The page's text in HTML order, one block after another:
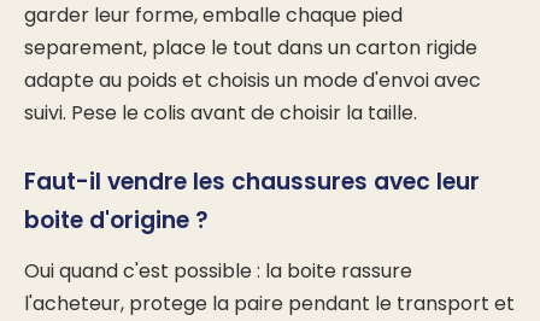
garder leur forme, emballe chaque pied
separement, place le tout dans un carton rigide
adapte au poids et choisis un mode d'envoi avec
suivi. Pese le colis avant de choisir la taille.
Faut-il vendre les chaussures avec leur
boite d'origine ?
Oui quand c'est possible : la boite rassure
l'acheteur, protege la paire pendant le transport et